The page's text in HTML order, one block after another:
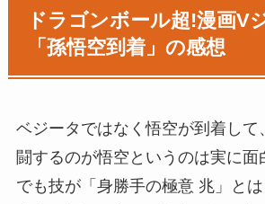
ドラゴンボール超!漫画V
「孫悟空到着」の感想
ベジータではなく悟空が到着して
闘するのが悟空というのは実に面
でも技が「身勝手の極意 兆」と